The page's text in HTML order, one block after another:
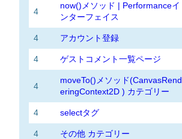
4
now()メソッド | Performanceイ
ンターフェイス
4 アカウント登録
4 ゲストコメント一覧ページ
4
moveTo()メソッド(CanvasRend
eringContext2D ) カテゴリー
4 selectタグ
4 その他 カテゴリー